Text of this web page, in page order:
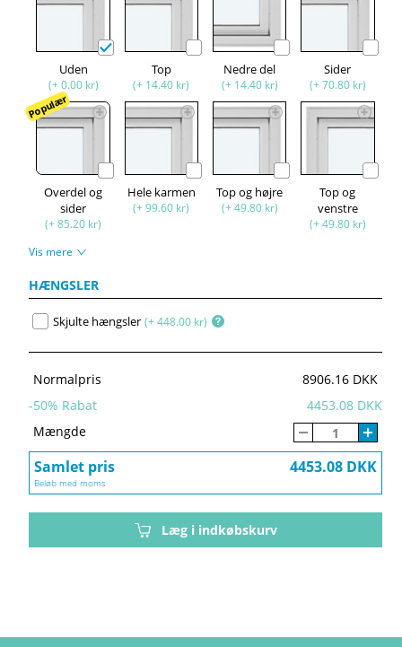
Uden
(+ 0.00 kr)
Top
(+ 14.40 kr)
Nedre del
(+ 14.40 kr)
Sider
(+ 70.80 kr)
Populær
Overdel og
sider
(+ 85.20 kr)
Hele karmen
(+ 99.60 kr)
Top og højre
(+ 49.80 kr)
Top og
venstre
(+ 49.80 kr)
Vis mere
HÆNGSLER
Skjulte hængsler (+ 448.00 kr)
Normalpris
8906.16 DKK
-50% Rabat
4453.08 DKK
Mængde
Samlet pris 4453.08 DKK
Beløb med moms
Læg i indkøbskurv